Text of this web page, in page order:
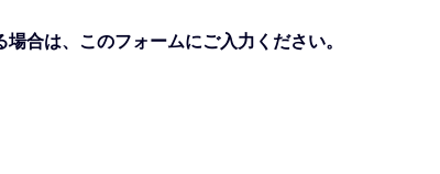
合は、このフォームにご入力ください。